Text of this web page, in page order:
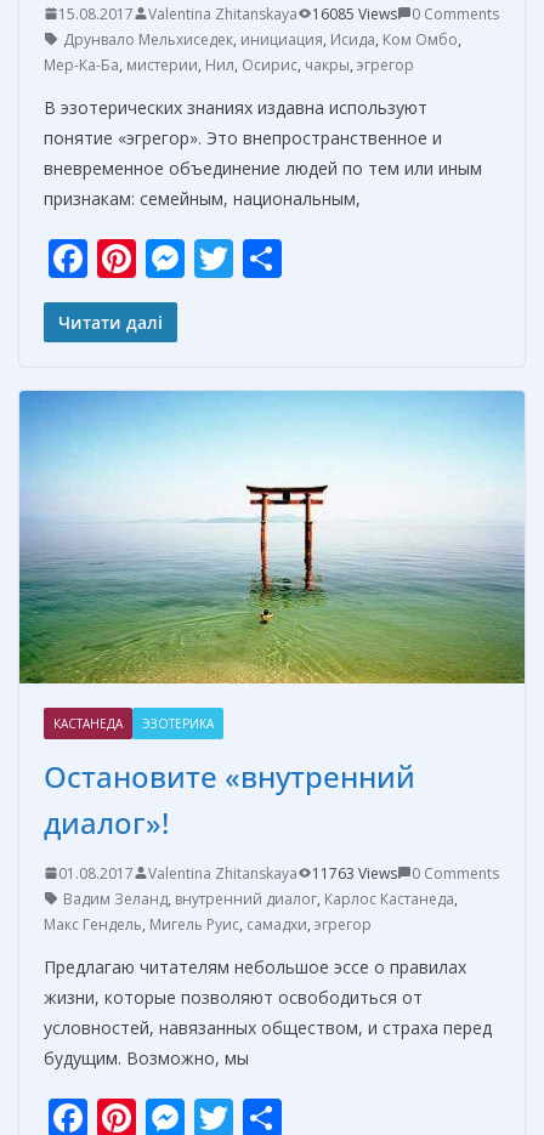
15.08.2017 Valentina Zhitanskaya 16085 Views
0 Comments
Друнвало Мельхиседек, инициация, Исида, Ком Омбо,
Мер-Ка-Ба, мистерии, Нил, Осирис, чакры, эгрегор
В эзотерических знаниях издавна используют
понятие «эгрегор». Это внепространственное и
вневременное объединение людей по тем или иным
признакам: семейным, национальным,
F
ac
e
o
o
k
Pi
nt
er
st
M
n
g
T
а
в
и
т
ь
Читати далі
КАСТАНЕДА ЭЗОТЕРИКА
Остановите «внутренний
диалог»!
01.08.2017 Valentina Zhitanskaya 11763 Views
0 Comments
Вадим Зеланд, внутренний диалог, Карлос Кастанеда,
Макс Гендель, Мигель Руис, самадхи, эгрегор
Предлагаю читателям небольшое эссе о правилах
жизни, которые позволяют освободиться от
условностей, навязанных обществом, и страха перед
будущим. Возможно, мы
F Pi M T